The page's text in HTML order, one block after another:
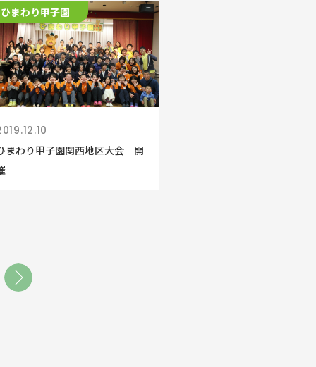
ひまわり甲子園
まわり甲子園関西地区大会 開